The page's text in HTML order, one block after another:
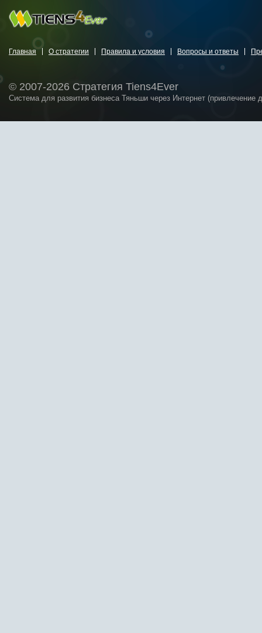
Главная О стратегии Правила и условия Вопросы и ответы
© 2007-2026 Стратегия Tiens4Ever
Система для развития бизнеса Тяньши через Интернет (привлечение